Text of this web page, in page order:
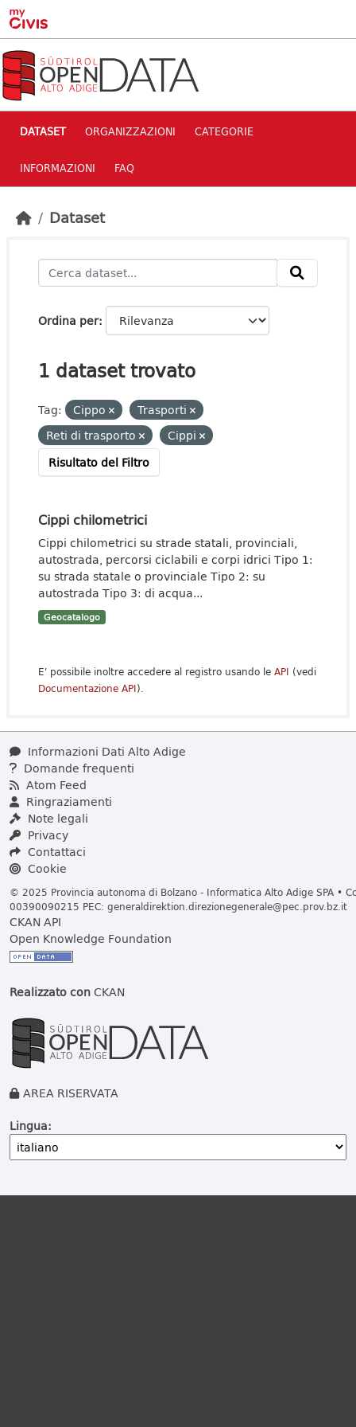
Skip to main content
DATASET ORGANIZZAZIONI CATEGORIE
INFORMAZIONI FAQ
Dataset
Ordina per
1 dataset trovato
Tag: Cippo
Trasporti
Reti di trasporto
Cippi
Risultato del Filtro
Cippi chilometrici
Cippi chilometrici su strade statali, provinciali,
autostrada, percorsi ciclabili e corpi idrici Tipo 1:
su strada statale o provinciale Tipo 2: su
autostrada Tipo 3: di acqua...
Geocatalogo
E' possibile inoltre accedere al registro usando le API (vedi
Documentazione API).
Informazioni Dati Alto Adige
Domande frequenti
Atom Feed
Ringraziamenti
Note legali
Privacy
Contattaci
Cookie
© 2025 Provincia autonoma di Bolzano - Informatica Alto Adige SPA •
00390090215 PEC: generaldirektion.direzionegenerale@pec.prov.bz.it
CKAN API
Open Knowledge Foundation
Realizzato conCKAN
AREA RISERVATA
Lingua